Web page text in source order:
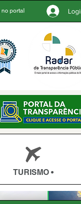
portal
TURISMO •